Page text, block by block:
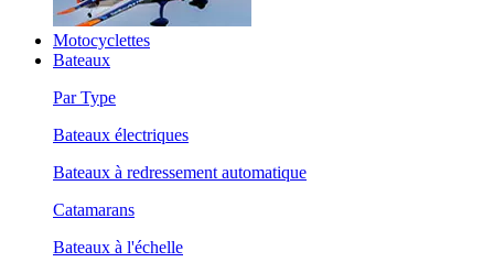
Motocyclettes
Bateaux
Par Type
Bateaux électriques
Bateaux à redressement automatique
Catamarans
Bateaux à l'échelle